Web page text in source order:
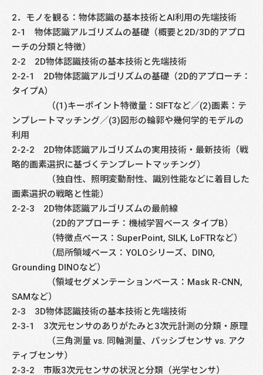
2．モノを観る：物体認識の基本技術とAI利用の先端技術
2-1 物体認識アルゴリズムの基礎（概要と2D/3D的アプロ
ーチの分類と特徴）
2-2 2D物体認識技術の基本技術と先端技術
2-2-1 2D物体認識アルゴリズムの基礎（2D的アプローチ：
タイプA）
（(1)キーポイント特徴量：SIFTなど／(2)画素：テ
ンプレートマッチング／(3)図形の輪郭や幾何学的モデルの
利用
2-2-2 2D物体認識アルゴリズムの実用技術・最新技術（戦
略的画素選択に基づくテンプレートマッチング）
（独自性、照明変動耐性、識別性能などに着目した
画素選択の戦略と性能）
2-2-3 2D物体認識アルゴリズムの最前線
（2D的アプローチ：機械学習ベース タイプB）
（特徴点ベース：SuperPoint, SILK, LoFTRなど）
（局所領域ベース：YOLOシリーズ、DINO,
Grounding DINOなど）
（領域セグメンテーションベース：Mask R-CNN,
SAMなど）
2-3 3D物体認識技術の基本技術と先端技術
2-3-1 3次元センサのありがたみと3次元計測の分類・原理
（三角測量 vs. 同軸測量、パッシブセンサ vs. アク
ティブセンサ）
2-3-2 市販3次元センサの状況と分類（光学センサ）